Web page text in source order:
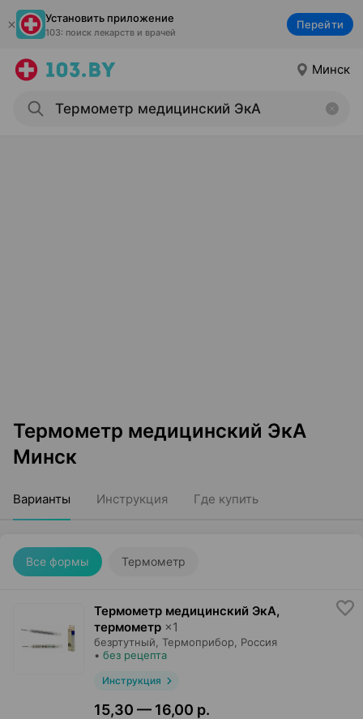
Установить приложение
103: поиск лекарств и врачей
Перейти
Минск
Термометр медицинский ЭкА
Минск
Варианты Инструкция Где купить
Все формы Термометр
Термометр медицинский ЭкА,
термометр ×1
безртутный, Термоприбор , Россия
• без рецепта
Инструкция
15,30 — 16,00 р.